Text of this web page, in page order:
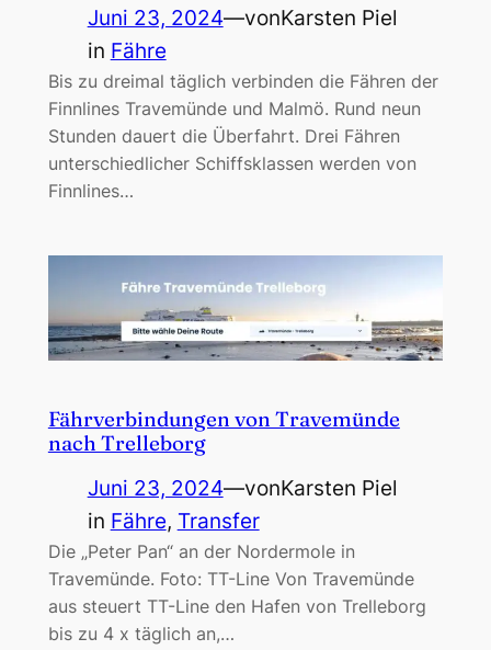
Juni 23, 2024—vonKarsten Piel
in Fähre
Bis zu dreimal täglich verbinden die Fähren der
Finnlines Travemünde und Malmö. Rund neun
Stunden dauert die Überfahrt. Drei Fähren
unterschiedlicher Schiffsklassen werden von
Finnlines…
Fährverbindungen von Travemünde
nach Trelleborg
Juni 23, 2024—vonKarsten Piel
in Fähre, Transfer
Die „Peter Pan“ an der Nordermole in
Travemünde. Foto: TT-Line Von Travemünde
aus steuert TT-Line den Hafen von Trelleborg
bis zu 4 x täglich an,…